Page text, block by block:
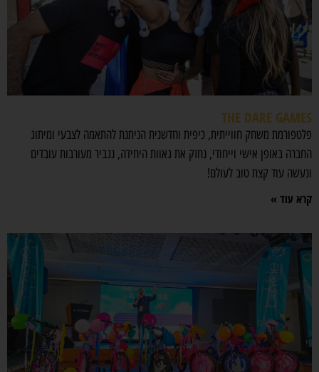
THE DARE GAMES
פלטפורמת משחק חווייתית, כיפית וחדשנית הניתנת להתאמה לצבעי ומיתוג
החברה באופן אישי וייחודי, נחזק את גאוות היחידה, נגביר מעורבות עובדים
ונעשה עוד קצת טוב לעולם!
קרא עוד »